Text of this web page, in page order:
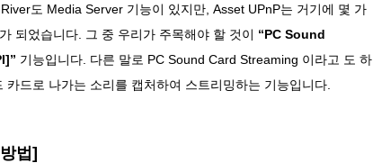
도 Media Server 기능이 있지만, Asset UPnP는 거기에 몇 가
되었습니다. 그 중 우리가 주목해야 할 것이 “PC Sound
기능입니다. 다른 말로 PC Sound Card Streaming 이라고 도 하
카드로 나가는 소리를 캡처하여 스트리밍하는 기능입니다.
법]